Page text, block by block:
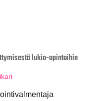
lukio-opintoihin